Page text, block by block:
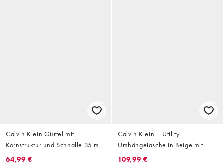
Calvin Klein Gürtel mit
Kornstruktur und Schnalle 35 mm
in Schokobraun
64,99 €
Calvin Klein – Utility-
Umhängetasche in Beige mit
Emblem-Print
109,99 €